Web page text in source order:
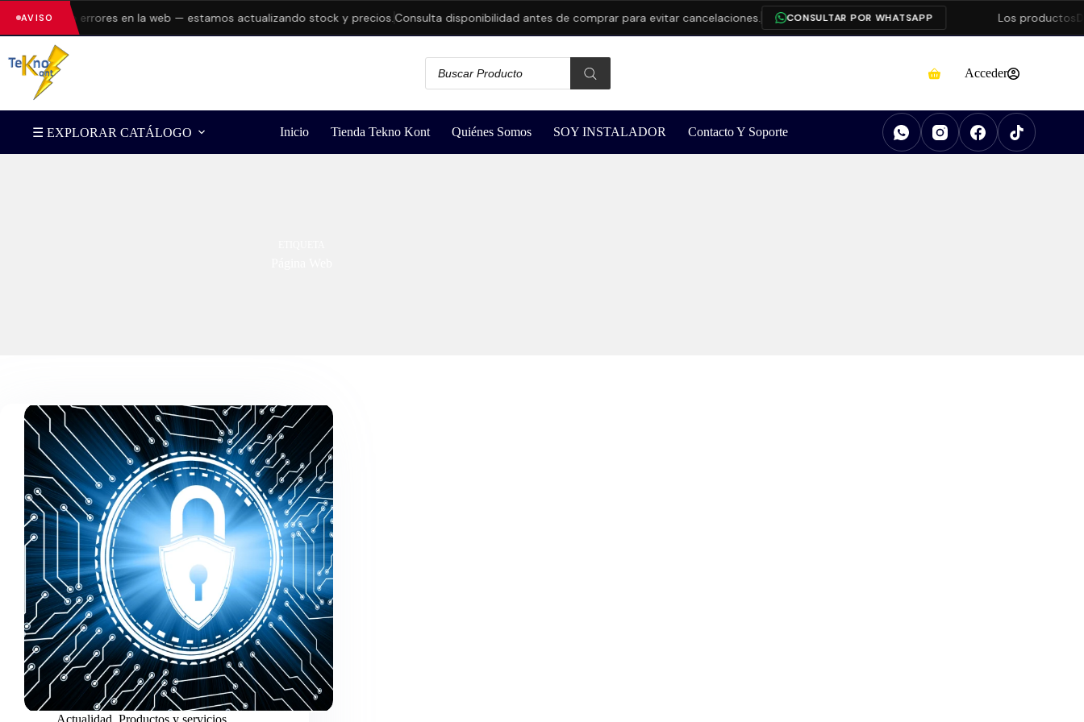
AVISO errores en la web — estamos actualizando stock y precios.Consulta disponibilidad antes de comprar para evitar cancelaciones. CONSULTAR POR WHATSAPP Los productos
Acceder
☰ EXPLORAR CATÁLOGO Inicio Tienda Tekno Kont Quiénes Somos SOY INSTALADOR Contacto Y Soporte